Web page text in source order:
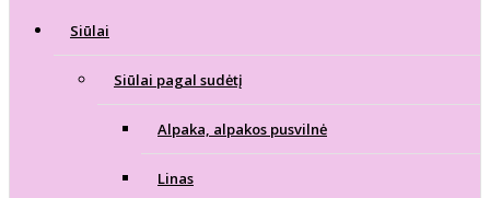
Siūlai
Siūlai pagal sudėtį
Alpaka, alpakos pusvilnė
Linas